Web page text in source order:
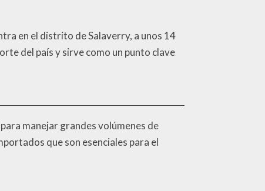
en el distrito de Salaverry, a unos 14
del país y sirve como un punto clave
manejar grandes volúmenes de
que son esenciales para el